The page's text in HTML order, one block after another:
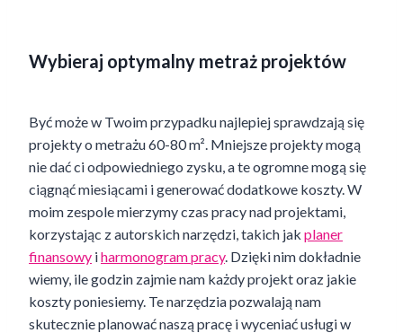
Wybieraj optymalny metraż projektów
Być może w Twoim przypadku najlepiej sprawdzają się
projekty o metrażu 60-80 m². Mniejsze projekty mogą
nie dać ci odpowiedniego zysku, a te ogromne mogą się
ciągnąć miesiącami i generować dodatkowe koszty. W
moim zespole mierzymy czas pracy nad projektami,
korzystając z autorskich narzędzi, takich jak planer
finansowy iharmonogram pracy. Dzięki nim dokładnie
wiemy, ile godzin zajmie nam każdy projekt oraz jakie
koszty poniesiemy. Te narzędzia pozwalają nam
skutecznie planować naszą pracę i wyceniać usługi w